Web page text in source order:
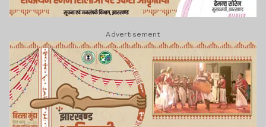
Advertisement